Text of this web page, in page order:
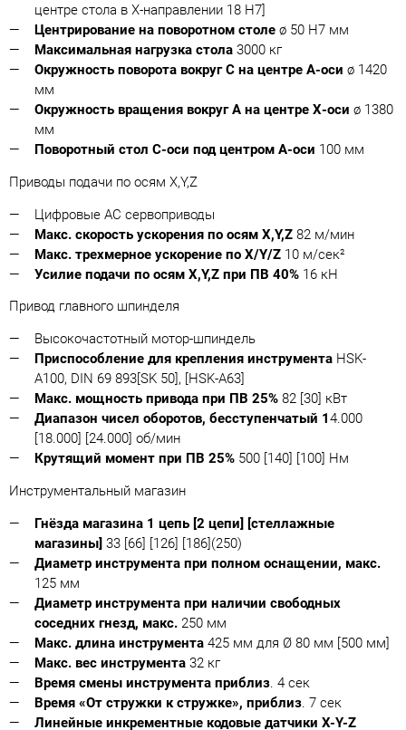
центре стола в Х-направлении 18 H7]
Центрирование на поворотном столеø 50 H7 мм
Максимальная нагрузка стола3000 кг
Окружность поворота вокруг С на центре А-оси ø 1420
мм
Окружность вращения вокруг А на центре Х-оси ø 1380
мм
Поворотный стол С-оси под центром А-оси 100 мм
Приводы подачи по осям X,Y,Z
Цифровые АС сервоприводы
Макс. скорость ускорения по осям X,Y,Z82 м/мин
Макс. трехмерное ускорение по X/Y/Z 10 м/сек²
Усилие подачи по осям X,Y,Z при ПВ 40%16 кН
Привод главного шпинделя
Высокочастотный мотор-шпиндель
Приспособление для крепления инструментаHSK-
A100, DIN 69 893[SK 50], [HSK-A63]
Макс. мощность привода при ПВ 25%82 [30] кВт
Диапазон чисел оборотов, бесступенчатый 14.000
[18.000] [24.000] об/мин
Крутящий момент при ПВ 25%500 [140] [100] Нм
Инструментальный магазин
Гнёзда магазина 1 цепь [2 цепи] [стеллажные
магазины] 33 [66] [126] [186](250)
Диаметр инструмента при полном оснащении, макс.
125 мм
Диаметр инструмента при наличии свободных
соседних гнезд, макс.250 мм
Макс. длина инструмента425 мм для Ø 80 мм [500 мм]
Макс. вес инструмента 32 кг
Время смены инструмента приблиз. 4 сек
Время «От стружки к стружке», приблиз. 7 сек
Линейные инкрементные кодовые датчики X-Y-Z